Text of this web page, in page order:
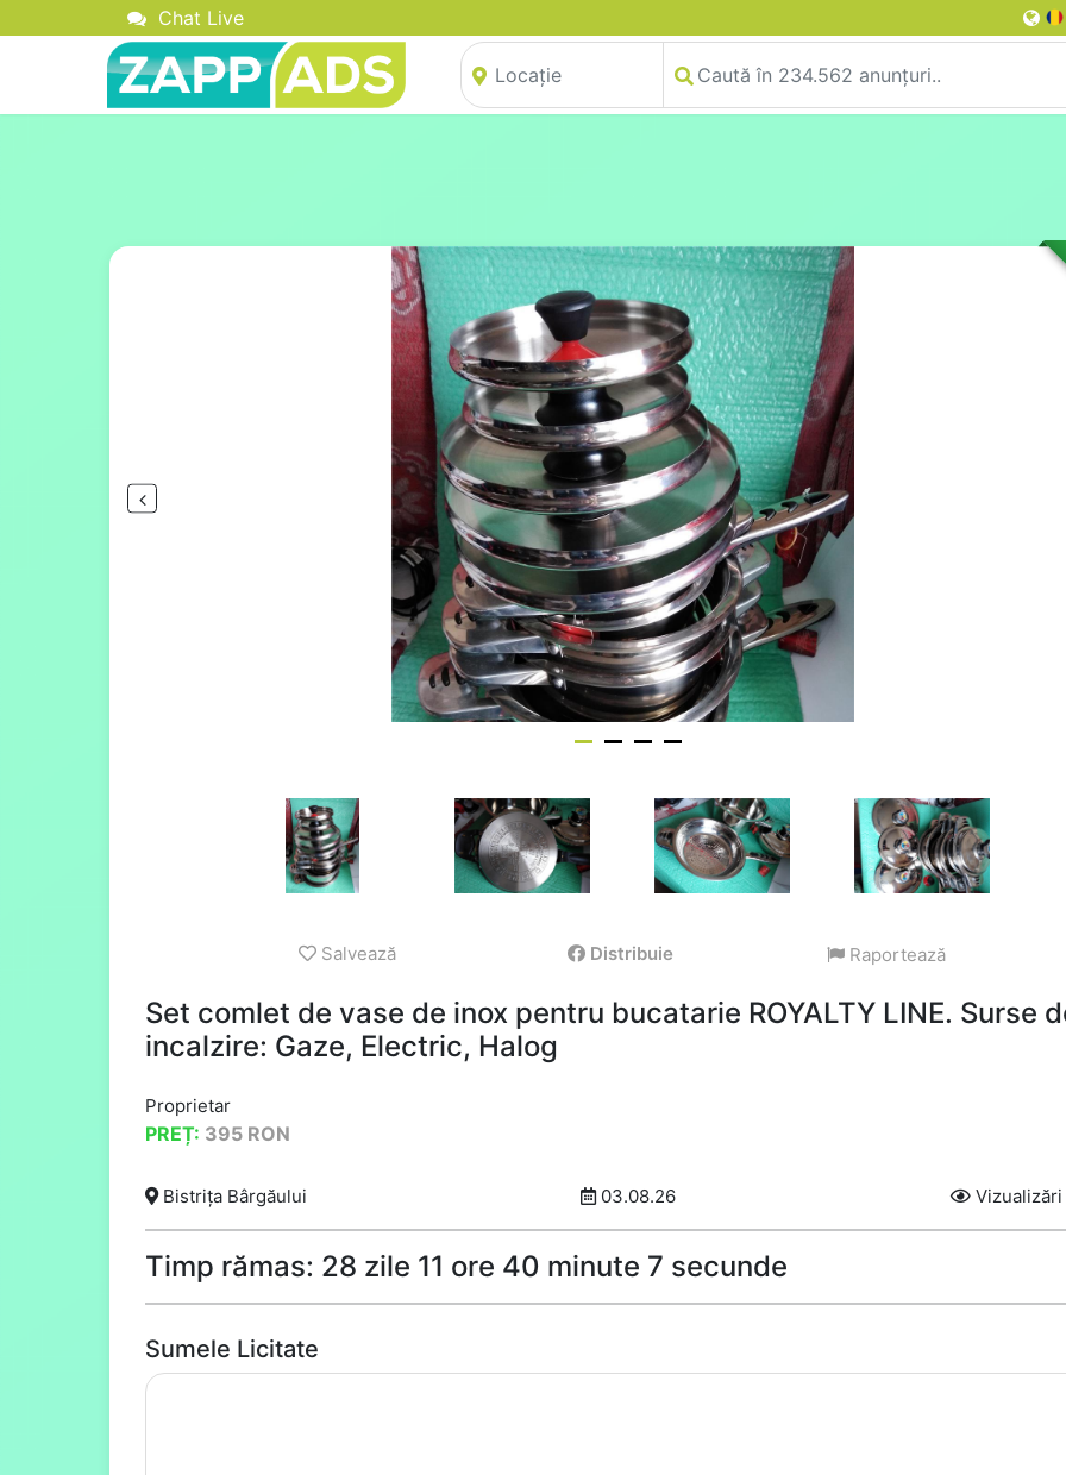
Chat Live
Salvează Distribuie Raportează
Set comlet de vase de inox pentru bucatarie ROYALTY LINE. Surse
incalzire: Gaze, Electric, Halog
Proprietar
PREȚ: 395 RON
Bistrița Bârgăului 03.08.26 Vizualizări
Timp rămas: 28 zile 11 ore 40 minute 6 secunde
Sumele Licitate